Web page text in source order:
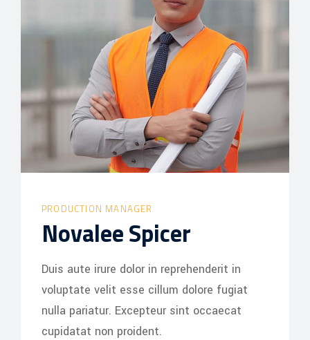
PRODUCTION MANAGER
Novalee Spicer
Duis aute irure dolor in reprehenderit in
voluptate velit esse cillum dolore fugiat
nulla pariatur. Excepteur sint occaecat
cupidatat non proident.